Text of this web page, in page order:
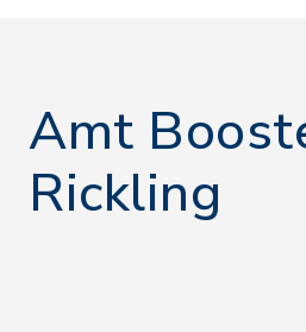
Amt
Rickling